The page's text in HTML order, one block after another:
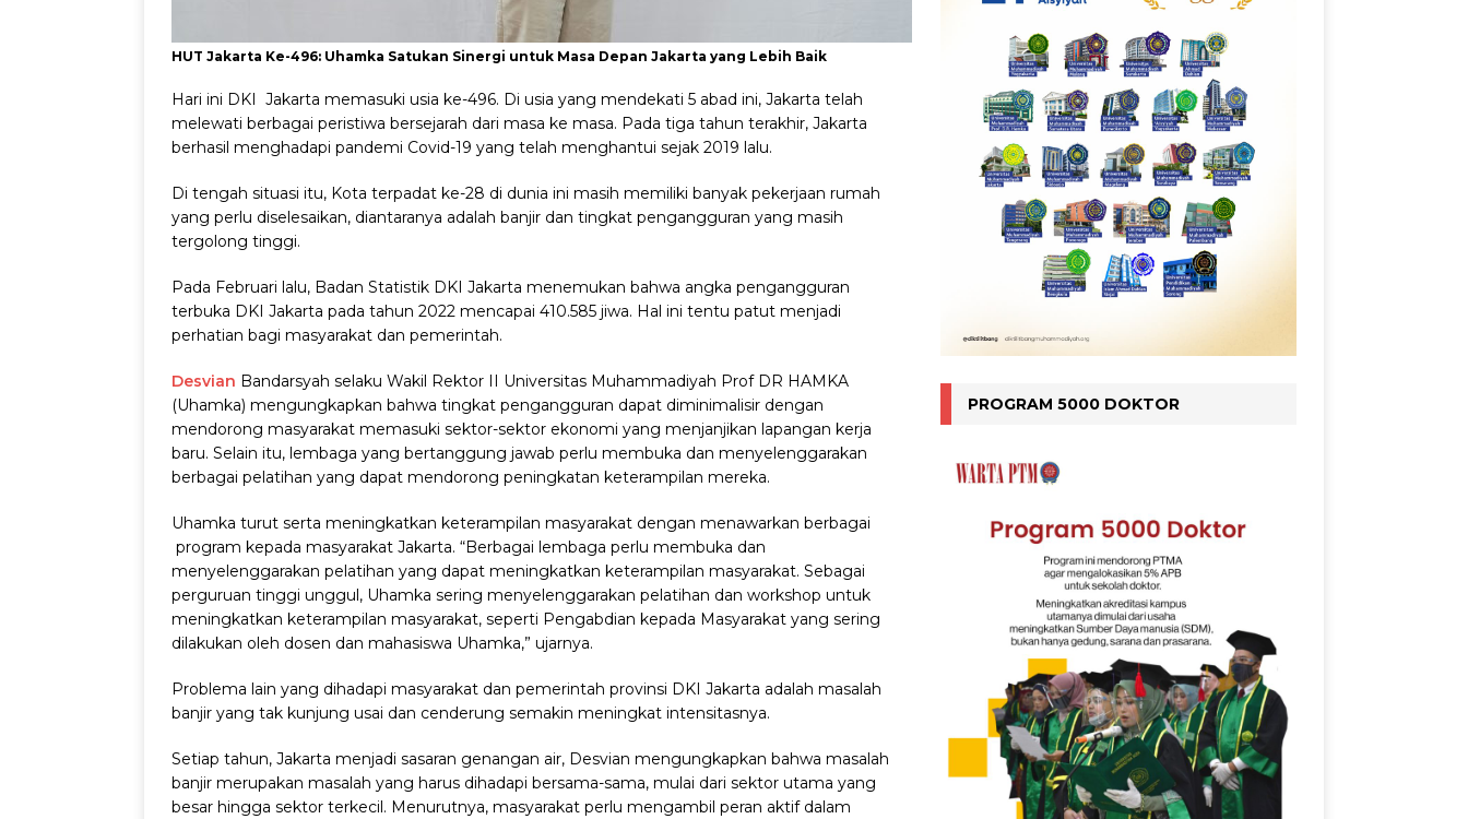
HUT Jakarta Ke-496: Uhamka Satukan Sinergi untuk Masa Depan Jakarta yang Lebih Baik
Hari ini DKI Jakarta memasuki usia ke-496. Di usia yang mendekati 5 abad ini, Jakarta telah
melewati berbagai peristiwa bersejarah dari masa ke masa. Pada tiga tahun terakhir, Jakarta
berhasil menghadapi pandemi Covid-19 yang telah menghantui sejak 2019 lalu.
Di tengah situasi itu, Kota terpadat ke-28 di dunia ini masih memiliki banyak pekerjaan rumah
yang perlu diselesaikan, diantaranya adalah banjir dan tingkat pengangguran yang masih
tergolong tinggi.
Pada Februari lalu, Badan Statistik DKI Jakarta menemukan bahwa angka pengangguran
terbuka DKI Jakarta pada tahun 2022 mencapai 410.585 jiwa. Hal ini tentu patut menjadi
perhatian bagi masyarakat dan pemerintah.
Desvian Bandarsyah selaku Wakil Rektor II Universitas Muhammadiyah Prof DR HAMKA
(Uhamka) mengungkapkan bahwa tingkat pengangguran dapat diminimalisir dengan
mendorong masyarakat memasuki sektor-sektor ekonomi yang menjanjikan lapangan kerja
baru. Selain itu, lembaga yang bertanggung jawab perlu membuka dan menyelenggarakan
berbagai pelatihan yang dapat mendorong peningkatan keterampilan mereka.
Uhamka turut serta meningkatkan keterampilan masyarakat dengan menawarkan berbagai
program kepada masyarakat Jakarta. “Berbagai lembaga perlu membuka dan
menyelenggarakan pelatihan yang dapat meningkatkan keterampilan masyarakat. Sebagai
perguruan tinggi unggul, Uhamka sering menyelenggarakan pelatihan dan workshop untuk
meningkatkan keterampilan masyarakat, seperti Pengabdian kepada Masyarakat yang sering
dilakukan oleh dosen dan mahasiswa Uhamka,” ujarnya.
Problema lain yang dihadapi masyarakat dan pemerintah provinsi DKI Jakarta adalah masalah
banjir yang tak kunjung usai dan cenderung semakin meningkat intensitasnya.
Setiap tahun, Jakarta menjadi sasaran genangan air, Desvian mengungkapkan bahwa masalah
banjir merupakan masalah yang harus dihadapi bersama-sama, mulai dari sektor utama yang
besar hingga sektor terkecil. Menurutnya, masyarakat perlu mengambil peran aktif dalam
PROGRAM 5000 DOKTOR